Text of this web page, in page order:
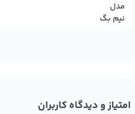
مدل
نیم بگ
امتیاز و دیدگاه کاربران